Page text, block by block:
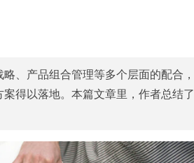
、产品组合管理等多个层面的配合，
得以落地。本篇文章里，作者总结了